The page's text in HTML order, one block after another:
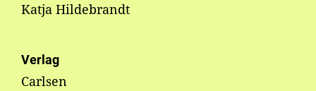
Katja Hildebrandt
Verlag
Carlsen